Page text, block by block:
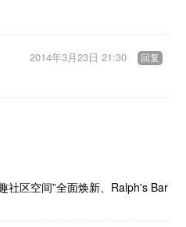
2014年3月23日 21:30 回复
社区空间”全面焕新、Ralph's Bar